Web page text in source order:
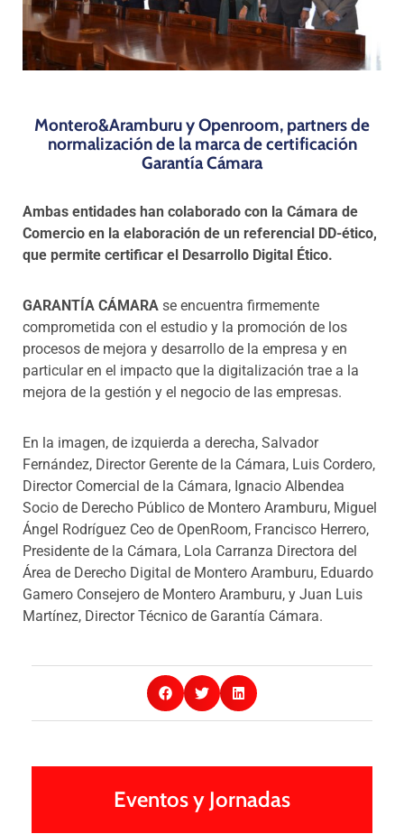
Montero&Aramburu y Openroom, partners de
normalización de la marca de certificación
Garantía Cámara
Ambas entidades han colaborado con la Cámara de
Comercio en la elaboración de un referencial DD-ético,
que permite certificar el Desarrollo Digital Ético.
GARANTÍA CÁMARA se encuentra firmemente
comprometida con el estudio y la promoción de los
procesos de mejora y desarrollo de la empresa y en
particular en el impacto que la digitalización trae a la
mejora de la gestión y el negocio de las empresas.
En la imagen, de izquierda a derecha, Salvador
Fernández, Director Gerente de la Cámara, Luis Cordero,
Director Comercial de la Cámara, Ignacio Albendea
Socio de Derecho Público de Montero Aramburu, Miguel
Ángel Rodríguez Ceo de OpenRoom, Francisco Herrero,
Presidente de la Cámara, Lola Carranza Directora del
Área de Derecho Digital de Montero Aramburu, Eduardo
Gamero Consejero de Montero Aramburu, y Juan Luis
Martínez, Director Técnico de Garantía Cámara.
Eventos y Jornadas